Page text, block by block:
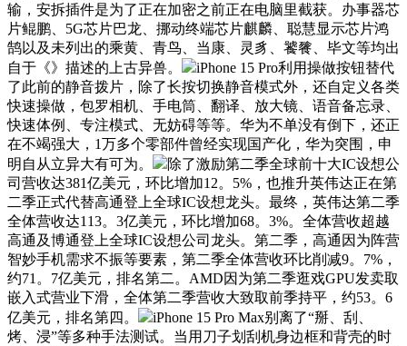
输，安拆插件是为了正在加密之前正在电脑里截获。办事器芯
片鲲鹏、5G芯片巴龙、挪动终端芯片麒麟、聪慧显示芯片鸿
鹄以及未列出的乘黄、青鸟、当康、灵豸、饕餮、毕文等均出
自于《》描述的上古异兽。
iPhone 15 Pro利用操做按钮替代
了此前的静音拨片，除了长按切换静音模式外，还自定义各类
快速操做，包罗相机、手电筒、翻译、放大镜、语音备忘录、
快速体例、专注模式、无妨碍等等。华为不单没有倒下，还正
在不竭强大，1万多个零部件曾经实现国产化，华为突围，申
明自从立异大有可为。
除了激励第二季全球前十大IC设想公
司营收达381亿美元，环比增加12。5%，也推升英伟达正在第
二季正式代替高通登上全球IC设想龙头。最终，英伟达第二季
全体营收达113。3亿美元，环比增加68。3%。全体营收超越
高通及博通登上全球IC设想公司龙头。第二季，高通因为阵营
智妙手机需求不振等要素，第二季全体营收环比削减9。7%，
约71。7亿美元，排名第二。AMD因为第二季逛戏GPU发卖取
嵌入式营业下滑，全体第二季营收大致取前季持平，约53。6
亿美元，排名第四。
iPhone 15 Pro Max别离了“掰、刮、
烤、浸”等多种手法测试。当用刀子划刮机身边框和背壳的时